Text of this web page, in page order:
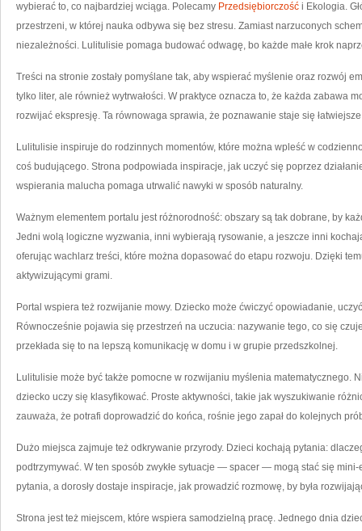
wybierać to, co najbardziej wciąga. Polecamy Przedsiębiorczość i Ekologia.
przestrzeni, w której nauka odbywa się bez stresu. Zamiast narzuconych
niezależności. Lulitulisie pomaga budować odwagę, bo każde małe krok
Treści na stronie zostały pomyślane tak, aby wspierać myślenie oraz rozwój
tylko liter, ale również wytrwałości. W praktyce oznacza to, że każda zabawa
rozwijać ekspresję. Ta równowaga sprawia, że poznawanie staje się
Lulitulisie inspiruje do rodzinnych momentów, które można wpleść w
coś budującego. Strona podpowiada inspiracje, jak uczyć się poprzez
wspierania malucha pomaga utrwalić nawyki w sposób naturalny.
Ważnym elementem portalu jest różnorodność: obszary są tak dobrane, by
Jedni wolą logiczne wyzwania, inni wybierają rysowanie, a jeszcze inni
oferując wachlarz treści, które można dopasować do etapu rozwoju. Dzięki
aktywizującymi grami.
Portal wspiera też rozwijanie mowy. Dziecko może ćwiczyć opowiadanie,
Równocześnie pojawia się przestrzeń na uczucia: nazywanie tego, co się
przekłada się to na lepszą komunikację w domu i w grupie przedszkolnej.
Lulitulisie może być także pomocne w rozwijaniu myślenia matematycznego.
dziecko uczy się klasyfikować. Proste aktywności, takie jak wyszukiwanie
zauważa, że potrafi doprowadzić do końca, rośnie jego zapał do kolejnych
Dużo miejsca zajmuje też odkrywanie przyrody. Dzieci kochają pytania:
podtrzymywać. W ten sposób zwykłe sytuacje — spacer — mogą stać się
pytania, a dorosły dostaje inspiracje, jak prowadzić rozmowę, by była
Strona jest też miejscem, które wspiera samodzielną pracę. Jednego dnia